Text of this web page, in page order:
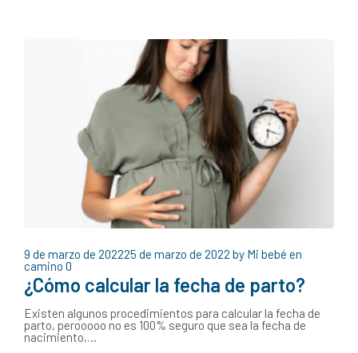
9 de marzo de 202225 de marzo de 2022 by Mi bebé en
camino 0
¿Cómo calcular la fecha de parto?
Existen algunos procedimientos para calcular la fecha de
parto, perooooo no es 100% seguro que sea la fecha de
nacimiento,…